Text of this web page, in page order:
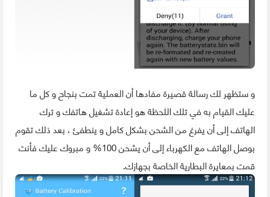
و ستظهر لك رسالة قصيرة مفادها أن العملية تمت بنجاح و كل ما
عليك القيام به في تلك اللحظة هو إعادة تشغيل هاتفك و ترك
الهاتف إلى أن يفرغ من الشحن بشكل كامل و ينطفئ ، بعد ذلك تقوم
بوصل الهاتف مع الكهرباء إلى أن يشحن 100% و مبروك عليك فأنت
قمت بمعايرة البطارية الخاصة بجهازك.